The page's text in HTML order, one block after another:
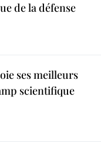
de la défense
ses meilleurs
scientifique